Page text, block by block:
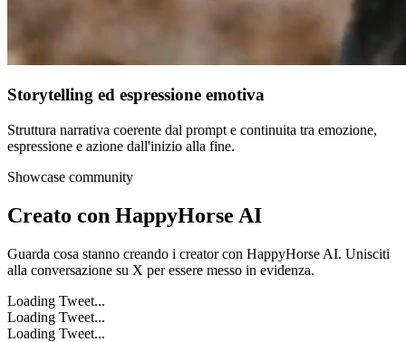
Storytelling ed espressione emotiva
Struttura narrativa coerente dal prompt e continuita tra emozione,
espressione e azione dall'inizio alla fine.
Showcase community
Creato con HappyHorse AI
Guarda cosa stanno creando i creator con HappyHorse AI. Unisciti
alla conversazione su X per essere messo in evidenza.
Loading Tweet...
Loading Tweet...
Loading Tweet...